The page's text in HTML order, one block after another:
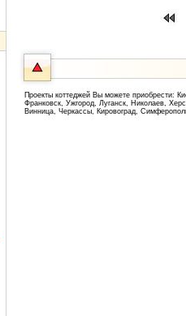
Проекты коттеджей Вы можете приобрести:
Франковск, Ужгород, Луганск, Николаев,
Винница, Черкассы, Кировоград,